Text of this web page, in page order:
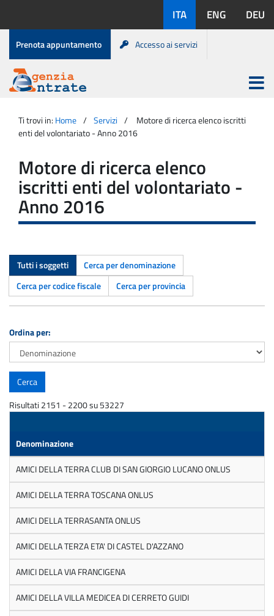
contenuto
disponibili:
ITA ENG DEU
Menu
di
servizio
Prenota appuntamento Accesso ai servizi
Agenzia
Entrate
Apri
menu
principale
Ti trovi in: Home Servizi
Motore di ricerca elenco iscritti
enti del volontariato - Anno 2016
Motore di ricerca elenco
iscritti enti del volontariato -
Anno 2016
Tutti i soggetti
Cerca per denominazione
Cerca per codice fiscale
Cerca per provincia
Ordina per:
Risultati 2151 - 2200 su 53227
Denominazione
AMICI DELLA TERRA CLUB DI SAN GIORGIO LUCANO ONLUS
AMICI DELLA TERRA TOSCANA ONLUS
AMICI DELLA TERRASANTA ONLUS
AMICI DELLA TERZA ETA' DI CASTEL D'AZZANO
AMICI DELLA VIA FRANCIGENA
AMICI DELLA VILLA MEDICEA DI CERRETO GUIDI